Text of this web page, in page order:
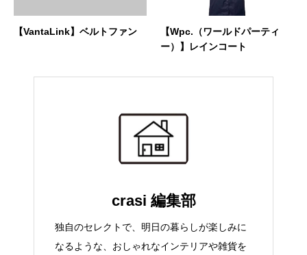
【VantaLink】ベルトファン
【Wpc.（ワールドパーティ
ー）】レインコート
crasi 編集部
独自のセレクトで、明日の暮らしが楽しみに
なるような、おしゃれなインテリアや雑貨を